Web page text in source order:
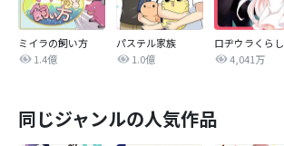
ミイラの飼い方
1.4億
パステル家族
1.0億
ロヂウラくらし
4,041万
同じジャンルの人気作品